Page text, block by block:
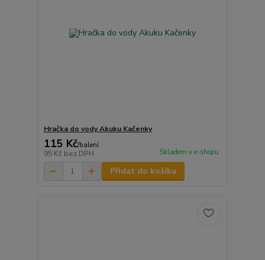
Hračka do vody Akuku Kačenky
115 Kč/balení
95 Kč bez DPH Skladem v e-shopu
Přidat do košíku